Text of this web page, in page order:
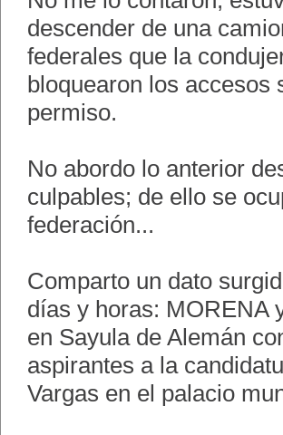
descender de una
federales que la
bloquearon los accesos
permiso.
No abordo lo anterior
culpables; de ello se
federación...
Comparto un dato
días y horas: MORENA
en Sayula de Alemán
aspirantes a la
Vargas en el palacio